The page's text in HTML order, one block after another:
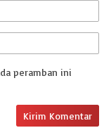
peramban ini